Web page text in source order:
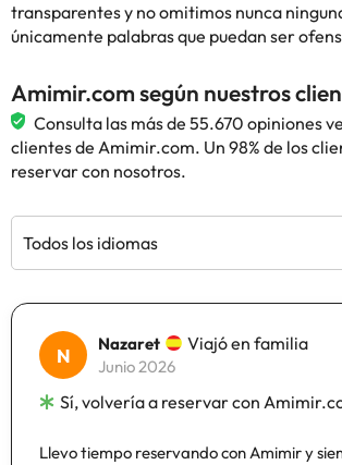
transparentes y no omitimos nunca
únicamente palabras que puedan ser
Amimir.com según nuestros
Consulta las más de 55.670 opiniones
clientes de Amimir.com. Un 98% de los
reservar con nosotros.